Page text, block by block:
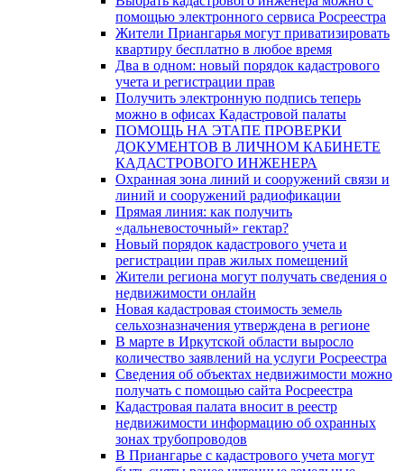
помощью электронного сервиса Росреестра
Жители Приангарья могут приватизировать
квартиру бесплатно в любое время
Два в одном: новый порядок кадастрового
учета и регистрации прав
Получить электронную подпись теперь
можно в офисах Кадастровой палаты
ПОМОЩЬ НА ЭТАПЕ ПРОВЕРКИ
ДОКУМЕНТОВ В ЛИЧНОМ КАБИНЕТЕ
КАДАСТРОВОГО ИНЖЕНЕРА
Охранная зона линий и сооружений связи и
линий и сооружений радиофикации
Прямая линия: как получить
«дальневосточный» гектар?
Новый порядок кадастрового учета и
регистрации прав жилых помещений
Жители региона могут получать сведения о
недвижимости онлайн
Новая кадастровая стоимость земель
сельхозназначения утверждена в регионе
В марте в Иркутской области выросло
количество заявлений на услуги Росреестра
Сведения об объектах недвижимости можно
получать с помощью сайта Росреестра
Кадастровая палата вносит в реестр
недвижимости информацию об охранных
зонах трубопроводов
В Приангарье с кадастрового учета могут